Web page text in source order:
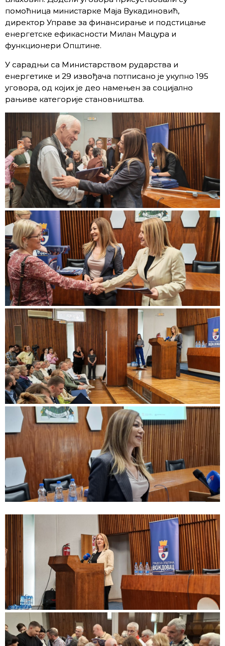
помоћница министарке Маја Вукадиновић,
директор Управе за финансирање и подстицање
енергетске ефикасности Милан Мацура и
функционери Општине.
У сарадњи са Министарством рударства и
енергетике и 29 извођача потписано је укупно 195
уговора, од којих је део намењен за социјално
рањиве категорије становништва.